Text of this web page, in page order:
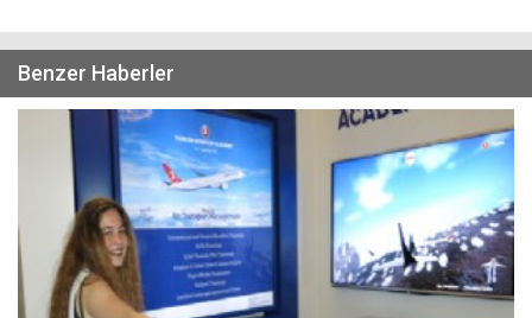
Benzer Haberler